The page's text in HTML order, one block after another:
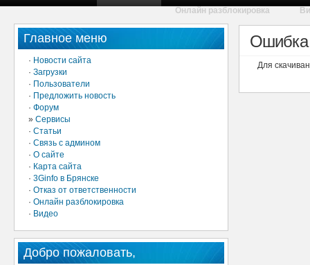
Онлайн разблокировка
Главное меню
· Новости сайта
· Загрузки
· Пользователи
· Предложить новость
· Форум
» Сервисы
· Статьи
· Связь с админом
· О сайте
· Карта сайта
· 3Ginfo в Брянске
· Отказ от ответственности
· Онлайн разблокировка
· Видео
Добро пожаловать,
Ошибка
Для